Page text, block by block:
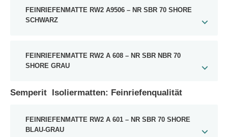
FEINRIEFENMATTE RW2 A9506 – NR SBR 70 SHORE
SCHWARZ
FEINRIEFENMATTE RW2 A 608 – NR SBR NBR 70
SHORE GRAU
Semperit Isoliermatten: Feinriefenqualität
FEINRIEFENMATTE RW2 A 601 – NR SBR 70 SHORE
BLAU-GRAU